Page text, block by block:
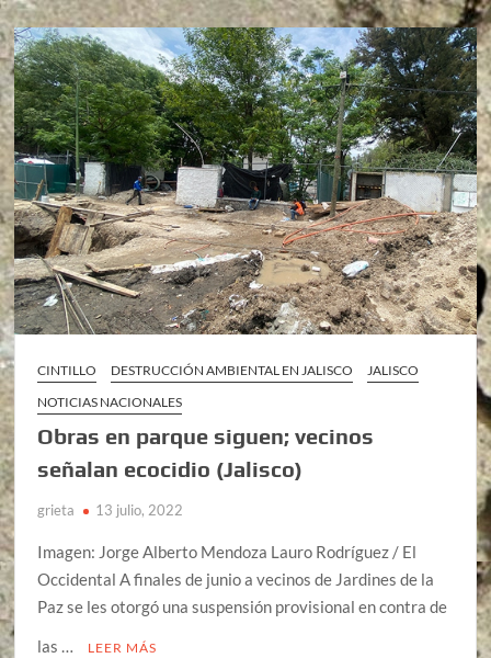
CINTILLO DESTRUCCIÓN AMBIENTAL EN JALISCO
JALISCO
NOTICIAS NACIONALES
Obras en parque siguen; vecinos
señalan ecocidio (Jalisco)
grieta 13 julio, 2022
Imagen: Jorge Alberto Mendoza Lauro Rodríguez / El
Occidental A finales de junio a vecinos de Jardines de la
Paz se les otorgó una suspensión provisional en contra de
las …
LEER MÁS